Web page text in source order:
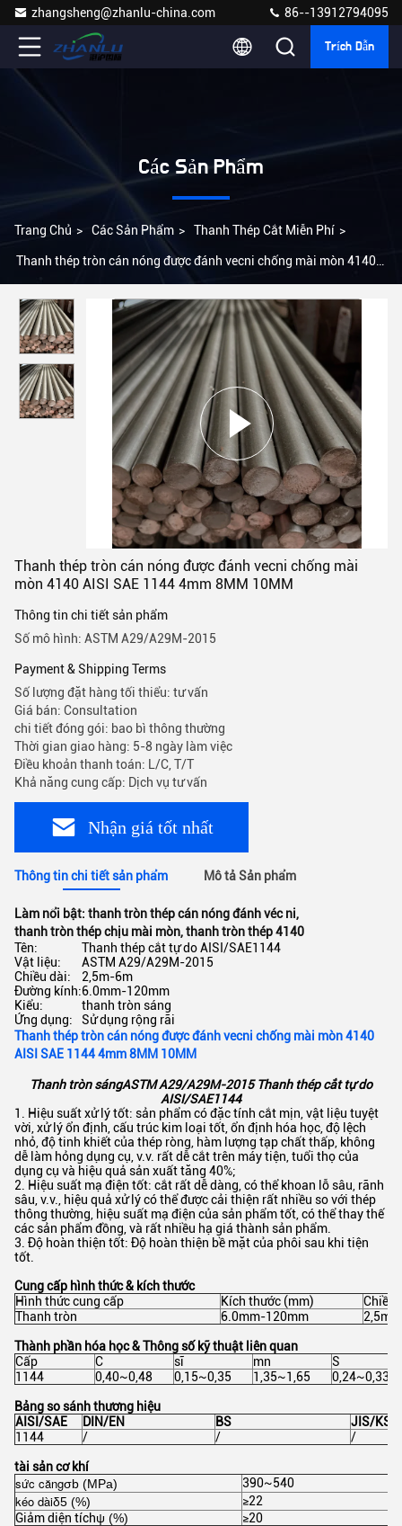
zhangsheng@zhanlu-china.com 86--13912794095
Trích Dẫn
Các Sản Phẩm
Trang Chủ > Các Sản Phẩm > Thanh Thép Cắt Miễn Phí >
Thanh thép tròn cán nóng được đánh vecni chống mài mòn 4140
Thanh thép tròn cán nóng được đánh vecni chống mài
mòn 4140 AISI SAE 1144 4mm 8MM 10MM
Thông tin chi tiết sản phẩm
Số mô hình: ASTM A29/A29M-2015
Payment & Shipping Terms
Số lượng đặt hàng tối thiểu: tư vấn
Giá bán: Consultation
chi tiết đóng gói: bao bì thông thường
Thời gian giao hàng: 5-8 ngày làm việc
Điều khoản thanh toán: L/C, T/T
Khả năng cung cấp: Dịch vụ tư vấn
Nhận giá tốt nhất
Thông tin chi tiết sản phẩm Mô tả Sản phẩm
Làm nổi bật: thanh tròn thép cán nóng đánh véc ni,
thanh tròn thép chịu mài mòn,thanh tròn thép 4140
Tên:
Thanh thép cắt tự do AISI/SAE1144
Vật liệu:
ASTM A29/A29M-2015
Chiều dài:
2,5m-6m
Đường kính:6.0mm-120mm
Kiểu:
thanh tròn sáng
Ứng dụng:
Sử dụng rộng rãi
Thanh thép tròn cán nóng được đánh vecni chống mài mòn 4140
AISI SAE 1144 4mm 8MM 10MM
Thanh tròn sángASTM A29/A29M-2015 Thanh thép cắt tự do
AISI/SAE1144
1. Hiệu suất xử lý tốt: sản phẩm có đặc tính cắt mịn, vật liệu tuyệt
vời, xử lý ổn định, cấu trúc kim loại tốt, ổn định hóa học, độ lệch
nhỏ, độ tinh khiết của thép ròng, hàm lượng tạp chất thấp, không
dễ làm hỏng dụng cụ, v.v. rất dễ cắt trên máy tiện, tuổi thọ của
dụng cụ và hiệu quả sản xuất tăng 40%;
2. Hiệu suất mạ điện tốt: cắt rất dễ dàng, có thể khoan lỗ sâu, rãnh
sâu, v.v., hiệu quả xử lý có thể được cải thiện rất nhiều so với thép
thông thường, hiệu suất mạ điện của sản phẩm tốt, có thể thay thế
các sản phẩm đồng, và rất nhiều hạ giá thành sản phẩm.
3. Độ hoàn thiện tốt: Độ hoàn thiện bề mặt của phôi sau khi tiện
tốt.
Cung cấp hình thức & kích thước
Hình thức cung cấp
Kích thước (mm)
Chiều
Thanh tròn
6.0mm-120mm 2,5m-
Thành phần hóa học & Thông số kỹ thuật liên quan
Cấp
C sĩ mn
S
1144
0,40~0,48 0,15~0,35 1,35~1,65 0,24~0,33
Bảng so sánh thương hiệu
AISI/SAE
DIN/EN BS
JIS/KS
1144
/ / /
tài sản cơ khí
sức căngσb (MPa) 390~540
kéo dàiδ5 (%)
≥22
Giảm diện tíchψ (%) ≥20